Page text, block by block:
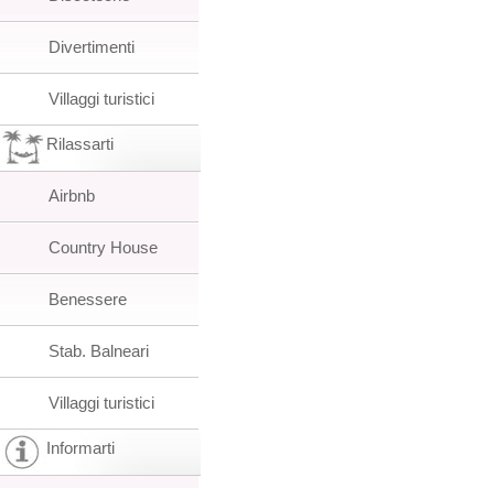
Divertimenti
Villaggi turistici
Rilassarti
Airbnb
Country House
Benessere
Stab. Balneari
Villaggi turistici
Informarti